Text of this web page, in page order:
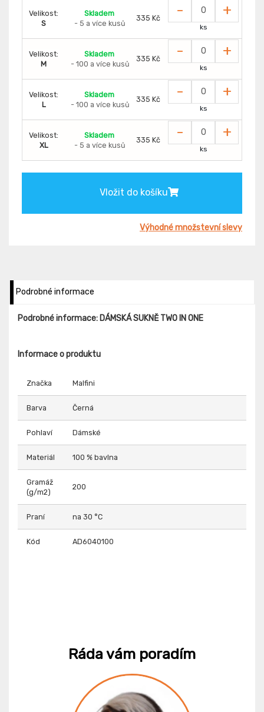
Velikost:
S
Skladem
- 5 a více kusů
335 Kč - +
ks
Velikost:
M
Skladem
- 100 a více kusů
335 Kč - +
ks
Velikost:
L
Skladem
- 100 a více kusů
335 Kč - +
ks
Velikost:
XL
Skladem
- 5 a více kusů
335 Kč - +
ks
Vložit do košíku
Výhodné množstevní slevy
Podrobné informace
Podrobné informace: DÁMSKÁ SUKNĚ TWO IN ONE
Informace o produktu
Značka Malfini
Barva Černá
Pohlaví Dámské
Materiál 100 % bavlna
Gramáž
(g/m2)
200
Praní na 30 °C
Kód AD6040100
Ráda vám poradím